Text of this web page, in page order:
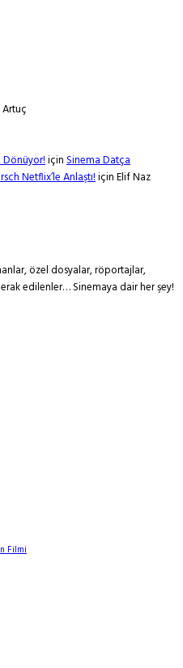
Dönüyor!içinSinema Datça
Netflix’le Anlaştı!içinElif Naz
özel dosyalar, röportajlar,
edilenler… Sinemaya dair her şey!
Filmi